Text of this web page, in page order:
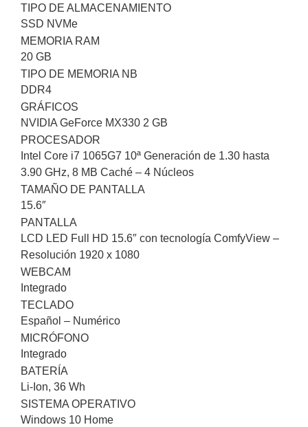
TIPO DE ALMACENAMIENTO
SSD NVMe
MEMORIA RAM
20 GB
TIPO DE MEMORIA NB
DDR4
GRÁFICOS
NVIDIA GeForce MX330 2 GB
PROCESADOR
Intel Core i7 1065G7 10ª Generación de 1.30 hasta
3.90 GHz, 8 MB Caché – 4 Núcleos
TAMAÑO DE PANTALLA
15.6″
PANTALLA
LCD LED Full HD 15.6″ con tecnología ComfyView –
Resolución 1920 x 1080
WEBCAM
Integrado
TECLADO
Español – Numérico
MICRÓFONO
Integrado
BATERÍA
Li-Ion, 36 Wh
SISTEMA OPERATIVO
Windows 10 Home